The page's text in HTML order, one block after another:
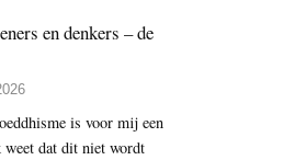
en denkers – de
is voor mij een
dat dit niet wordt